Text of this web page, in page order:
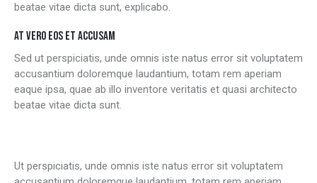
beatae vitae dicta sunt, explicabo.
AT VERO EOS ET ACCUSAM
Sed ut perspiciatis, unde omnis iste natus error sit voluptatem
accusantium doloremque laudantium, totam rem aperiam
eaque ipsa, quae ab illo inventore veritatis et quasi architecto
beatae vitae dicta sunt.
Ut perspiciatis, unde omnis iste natus error sit voluptatem